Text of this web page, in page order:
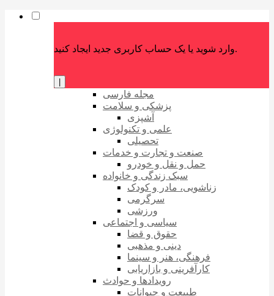
وارد شوید یا یک حساب کاربری جدید ایجاد کنید.
مجله فارسی
پزشکی و سلامت
آشپزی
علمی و تکنولوژی
تحصیلی
صنعت و تجارت و خدمات
حمل و نقل و خودرو
سبک زندگی و خانواده
زناشویی، مادر و کودک
سرگرمی
ورزشی
سیاسی و اجتماعی
حقوق و قضا
دینی و مذهبی
فرهنگی، هنر و سینما
کارآفرینی و بازاریابی
رویدادها و حوادث
طبیعت و حیوانات